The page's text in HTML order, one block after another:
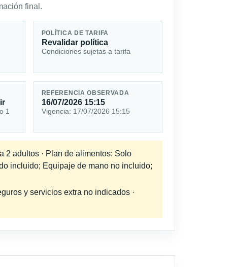
final.
POLÍTICA DE TARIFA
Revalidar política
Condiciones sujetas a tarifa
1
REFERENCIA OBSERVADA
16/07/2026 15:15
Vigencia: 17/07/2026 15:15
2 adultos · Plan de alimentos: Solo
incluido; Equipaje de mano no incluido;
y servicios extra no indicados ·